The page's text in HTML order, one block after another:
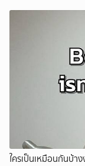
ใครเป็นเหมือนกันบ้า